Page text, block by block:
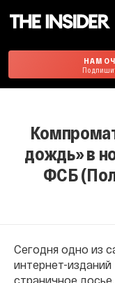
НАМ
дождь» в
ФСБ
Сегодня одно из
интернет-изданий
страничное досье,